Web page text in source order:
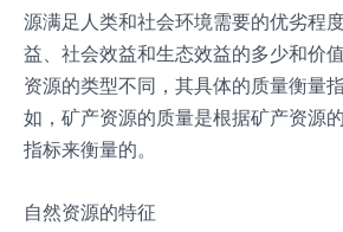
源满足人类和社会环境需要的优劣程
益、社会效益和生态效益的多少和价
资源的类型不同，其具体的质量衡量
如，矿产资源的质量是根据矿产资源
指标来衡量的。
自然资源的特征